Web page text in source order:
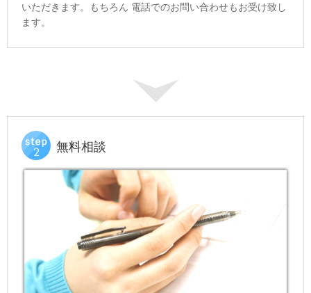
いただきます。もちろん 電話でのお問い合わせもお受け致し
ます。
無料相談